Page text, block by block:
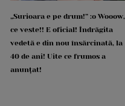
„Surioara e pe drum!” :o Wooow,
ce veste!! E oficial! Îndrăgita
vedetă e din nou însărcinată, la
40 de ani! Uite ce frumos a
anunțat!